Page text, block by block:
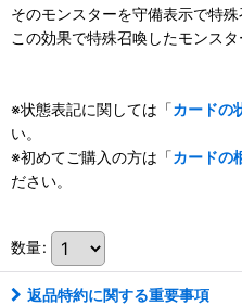
そのモンスターを守備表示で特殊
この効果で特殊召喚したモンスタ
※状態表記に関しては「カードの
い。
※初めてご購入の方は「カードの
ださい。
数量:
返品特約に関する重要事項